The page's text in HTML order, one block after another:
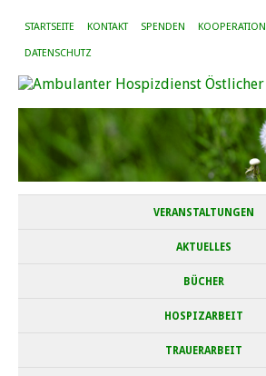
STARTSEITE KONTAKT SPENDEN KOOPERATION
DATENSCHUTZ
VERANSTALTUNGEN
AKTUELLES
BÜCHER
HOSPIZARBEIT
TRAUERARBEIT